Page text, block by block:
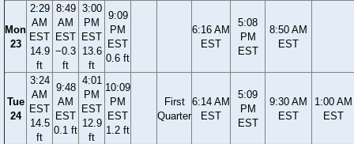
Mon
23
2:29
AM
EST
14.9
ft
8:49
AM
EST
−0.3
ft
3:00
PM
EST
13.6
ft
9:09
PM
EST
0.6 ft
6:16 AM
EST
5:08
PM
EST
8:50 AM
EST
Tue
24
3:24
AM
EST
14.5
ft
9:48
AM
EST
0.1 ft
4:01
PM
EST
12.9
ft
10:09
PM
EST
1.2 ft
First
Quarter
6:14 AM
EST
5:09
PM
EST
9:30 AM
EST
1:00 AM
EST